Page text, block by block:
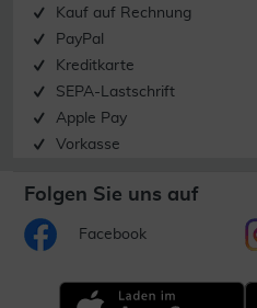
Kauf auf Rechnung
PayPal
Kreditkarte
SEPA-Lastschrift
Apple Pay
Vorkasse
Folgen Sie uns auf
Facebook